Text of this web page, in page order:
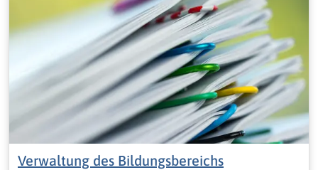
Verwaltung des Bildungsbereichs